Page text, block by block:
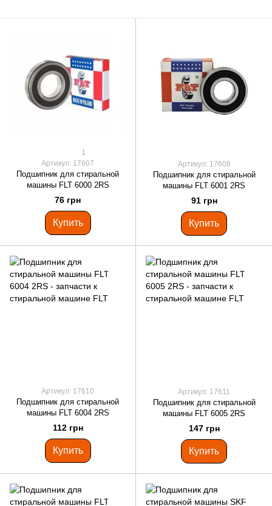
1
Артикул: 17607
Подшипник для стиральной
машины FLT 6000 2RS
76 грн
Купить
Артикул: 17608
Подшипник для стиральной
машины FLT 6001 2RS
91 грн
Купить
Артикул: 17610
Подшипник для стиральной
машины FLT 6004 2RS
112 грн
Купить
Артикул: 17611
Подшипник для стиральной
машины FLT 6005 2RS
147 грн
Купить